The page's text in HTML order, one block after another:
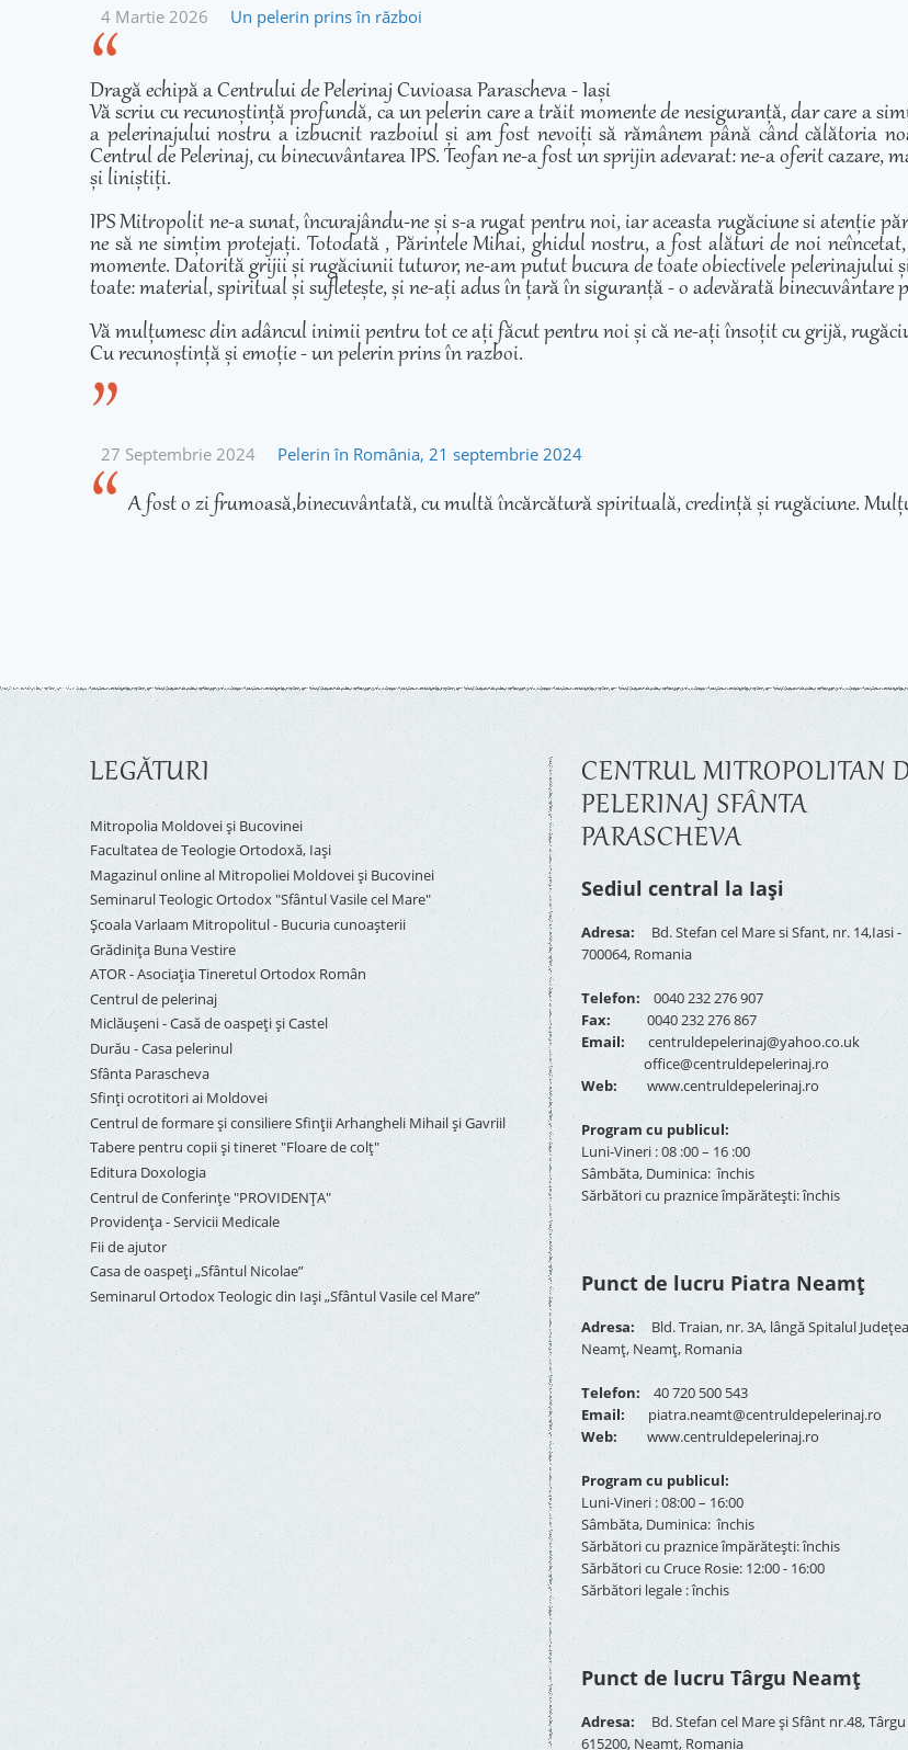
4 Martie 2026 Un pelerin prins în război
Dragă echipă a Centrului de Pelerinaj Cuvioasa Parascheva - Iași
Vă scriu cu recunoștință profundă, ca un pelerin care a trăit momente de nesiguranță, dar care a
a pelerinajului nostru a izbucnit razboiul și am fost nevoiți să rămânem până când călătoria
Centrul de Pelerinaj, cu binecuvântarea IPS. Teofan ne-a fost un sprijin adevarat: ne-a oferit cazare,
și liniștiți.
IPS Mitropolit ne-a sunat, încurajându-ne și s-a rugat pentru noi, iar aceasta rugăciune si atenție
ne să ne simțim protejați. Totodată , Părintele Mihai, ghidul nostru, a fost alături de noi
momente. Datorită grijii și rugăciunii tuturor, ne-am putut bucura de toate obiectivele pelerinajului
toate: material, spiritual și sufletește, și ne-ați adus în țară în siguranță - o adevărată binecuvântare
Vă mulțumesc din adâncul inimii pentru tot ce ați făcut pentru noi și că ne-ați însoțit cu grijă,
Cu recunoștință și emoție - un pelerin prins în razboi.
27 Septembrie 2024 Pelerin în România, 21 septembrie 2024
A fost o zi frumoasă,binecuvântată, cu multă încărcătură spirituală, credință și rugăciune.
LEGĂTURI
Mitropolia Moldovei și Bucovinei
Facultatea de Teologie Ortodoxă, Iaşi
Magazinul online al Mitropoliei Moldovei și Bucovinei
Seminarul Teologic Ortodox "Sfântul Vasile cel Mare"
Şcoala Varlaam Mitropolitul - Bucuria cunoaşterii
Grădinița Buna Vestire
ATOR - Asociaţia Tineretul Ortodox Român
Centrul de pelerinaj
Miclăușeni - Casă de oaspeţi şi Castel
Durău - Casa pelerinul
Sfânta Parascheva
Sfinți ocrotitori ai Moldovei
Centrul de formare și consiliere Sfinții Arhangheli Mihail și Gavriil
Tabere pentru copii şi tineret "Floare de colţ"
Editura Doxologia
Centrul de Conferinţe "PROVIDENŢA"
Providenţa - Servicii Medicale
Fii de ajutor
Casa de oaspeți „Sfântul Nicolae”
Seminarul Ortodox Teologic din Iași „Sfântul Vasile cel Mare”
CENTRUL MITROPOLITAN
PELERINAJ SFÂNTA
PARASCHEVA
Sediul central la Iași
Adresa: Bd. Stefan cel Mare si Sfant, nr. 14,Iasi -
700064, Romania
Telefon:0040 232 276 907
Fax: 0040 232 276 867
Email:
centruldepelerinaj@yahoo.co.uk
office@centruldepelerinaj.ro
Web:
www.centruldepelerinaj.ro
Program cu publicul:
Luni-Vineri : 08 :00 – 16 :00
Sâmbăta, Duminica: închis
Sărbători cu praznice împărătești: închis
Punct de lucru Piatra Neamț
Adresa: Bld. Traian, nr. 3A, lângă Spitalul
Neamț, Neamț, Romania
Telefon: 40 720 500 543
Email:
piatra.neamt@centruldepelerinaj.ro
Web:
www.centruldepelerinaj.ro
Program cu publicul:
Luni-Vineri : 08:00 – 16:00
Sâmbăta, Duminica: închis
Sărbători cu praznice împărătești: închis
Sărbători cu Cruce Rosie: 12:00 - 16:00
Sărbători legale : închis
Punct de lucru Târgu Neamț
Adresa: Bd. Stefan cel Mare și Sfânt nr.48,
615200, Neamț, Romania